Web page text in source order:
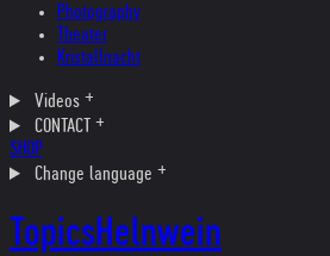
Photography
Theater
Kristallnacht
Videos
CONTACT
SHOP
Change language
TopicsHelnwein